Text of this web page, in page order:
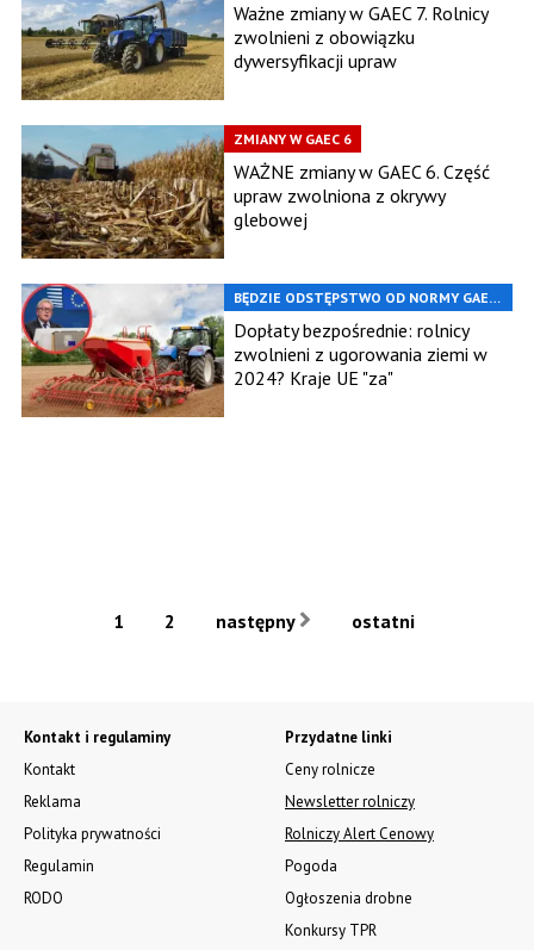
Ważne zmiany w GAEC 7. Rolnicy
zwolnieni z obowiązku
dywersyfikacji upraw
ZMIANY W GAEC 6
WAŻNE zmiany w GAEC 6. Część
upraw zwolniona z okrywy
glebowej
BĘDZIE ODSTĘPSTWO OD NORMY GAEC
8?
Dopłaty bezpośrednie: rolnicy
zwolnieni z ugorowania ziemi w
2024? Kraje UE "za"
1 2 następny ostatni
Kontakt i regulaminy
Kontakt
Reklama
Polityka prywatności
Regulamin
RODO
Przydatne linki
Ceny rolnicze
Newsletter rolniczy
Rolniczy Alert Cenowy
Pogoda
Ogłoszenia drobne
Konkursy TPR